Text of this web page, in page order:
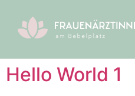
Hello World 1